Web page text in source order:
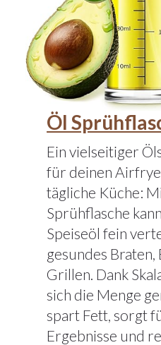
Öl
Ein vielseitiger
für deinen
tägliche Küche:
Sprühflasche
Speiseöl fein
gesundes Braten,
Grillen. Dank
sich die Menge
spart Fett, sorgt
Ergebnisse und